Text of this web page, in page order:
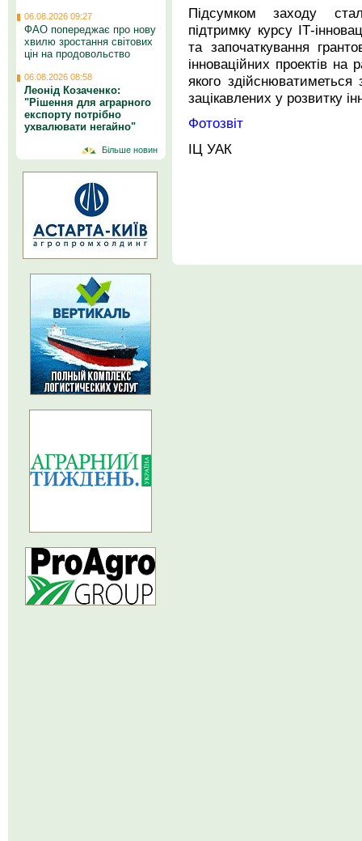
Підсумком заходу
підтримку курсу ІТ-
та започаткування
інноваційних проектів на
якого
зацікавлених у розвитку
Фотозвіт
ІЦ УАК
06.08.2026 09:27
ФАО попереджає про нову
хвилю зростання світових
цін на продовольство
06.08.2026 08:58
Леонід Козаченко:
"Рішення для аграрного
експорту потрібно
ухвалювати негайно"
Більше новин